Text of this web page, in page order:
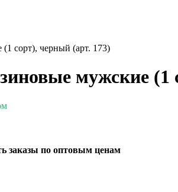
сорт), черный (арт. 173)
мужские (1
заказы по оптовым ценам